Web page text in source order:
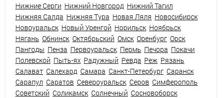
Нижние Серги Нижний Новгород Нижний Тагил
Нижняя Салда Нижняя Тура Новая Ляля Новосибирск
Новоуральск Новый Уренгой Норильск Ноябрьск
Нягань Обнинск Октябрьский Омск Оренбург Орск
Пангоды Пенза Первоуральск Пермь Печора Покачи
Полевской Пыть-ях Радужный Ревда Реж Рязань
Салават Салехард Самара Санкт-Петербург Саранск
Сарапул Саратов Североуральск Серов Симферополь
Советский Соликамск Солнечный Сосновоборск